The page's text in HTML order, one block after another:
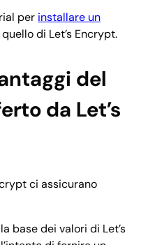
per installare un
di Let’s Encrypt.
del
da Let’s
ci assicurano
base dei valori di Let’s